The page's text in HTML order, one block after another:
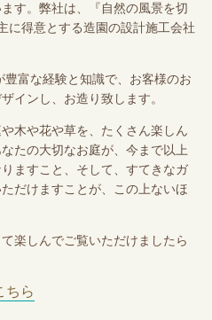
す。 弊社は、『自然の風景を切
に得意とする造園の設計施工会社
富な経験と知識で、お客様のお
インし、お造り致します。
木や花や草を、たくさん楽しん
たの大切なお庭が、今まで以上
ますこと、そして、すてきなガ
だけますことが、この上ないほ
楽しんでご覧いただけましたら
ちら